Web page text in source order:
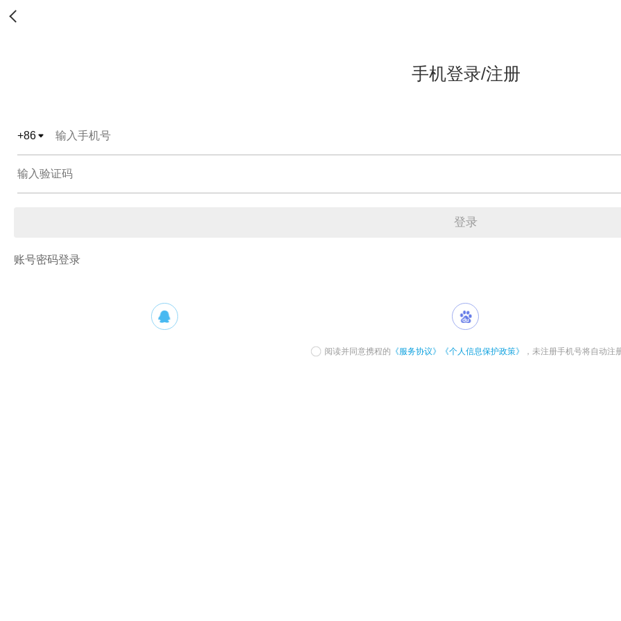
手机登录/注册
+86
登录
账号密码登录
阅读并同意携程的 《服务协议》 《个人信息保护政策》 ，未注册手机号将自动注